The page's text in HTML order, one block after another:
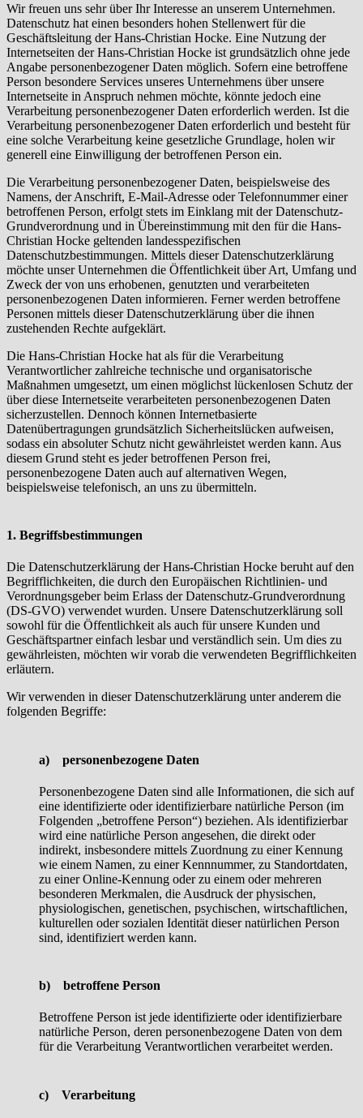
Wir freuen uns sehr über Ihr Interesse an unserem Unternehmen.
Datenschutz hat einen besonders hohen Stellenwert für die
Geschäftsleitung der Hans-Christian Hocke. Eine Nutzung der
Internetseiten der Hans-Christian Hocke ist grundsätzlich ohne jede
Angabe personenbezogener Daten möglich. Sofern eine betroffene
Person besondere Services unseres Unternehmens über unsere
Internetseite in Anspruch nehmen möchte, könnte jedoch eine
Verarbeitung personenbezogener Daten erforderlich werden. Ist die
Verarbeitung personenbezogener Daten erforderlich und besteht für
eine solche Verarbeitung keine gesetzliche Grundlage, holen wir
generell eine Einwilligung der betroffenen Person ein.
Die Verarbeitung personenbezogener Daten, beispielsweise des
Namens, der Anschrift, E-Mail-Adresse oder Telefonnummer einer
betroffenen Person, erfolgt stets im Einklang mit der Datenschutz-
Grundverordnung und in Übereinstimmung mit den für die Hans-
Christian Hocke geltenden landesspezifischen
Datenschutzbestimmungen. Mittels dieser Datenschutzerklärung
möchte unser Unternehmen die Öffentlichkeit über Art, Umfang und
Zweck der von uns erhobenen, genutzten und verarbeiteten
personenbezogenen Daten informieren. Ferner werden betroffene
Personen mittels dieser Datenschutzerklärung über die ihnen
zustehenden Rechte aufgeklärt.
Die Hans-Christian Hocke hat als für die Verarbeitung
Verantwortlicher zahlreiche technische und organisatorische
Maßnahmen umgesetzt, um einen möglichst lückenlosen Schutz der
über diese Internetseite verarbeiteten personenbezogenen Daten
sicherzustellen. Dennoch können Internetbasierte
Datenübertragungen grundsätzlich Sicherheitslücken aufweisen,
sodass ein absoluter Schutz nicht gewährleistet werden kann. Aus
diesem Grund steht es jeder betroffenen Person frei,
personenbezogene Daten auch auf alternativen Wegen,
beispielsweise telefonisch, an uns zu übermitteln.
1. Begriffsbestimmungen
Die Datenschutzerklärung der Hans-Christian Hocke beruht auf den
Begrifflichkeiten, die durch den Europäischen Richtlinien- und
Verordnungsgeber beim Erlass der Datenschutz-Grundverordnung
(DS-GVO) verwendet wurden. Unsere Datenschutzerklärung soll
sowohl für die Öffentlichkeit als auch für unsere Kunden und
Geschäftspartner einfach lesbar und verständlich sein. Um dies zu
gewährleisten, möchten wir vorab die verwendeten Begrifflichkeiten
erläutern.
Wir verwenden in dieser Datenschutzerklärung unter anderem die
folgenden Begriffe:
a) personenbezogene Daten
Personenbezogene Daten sind alle Informationen, die sich auf
eine identifizierte oder identifizierbare natürliche Person (im
Folgenden „betroffene Person“) beziehen. Als identifizierbar
wird eine natürliche Person angesehen, die direkt oder
indirekt, insbesondere mittels Zuordnung zu einer Kennung
wie einem Namen, zu einer Kennnummer, zu Standortdaten,
zu einer Online-Kennung oder zu einem oder mehreren
besonderen Merkmalen, die Ausdruck der physischen,
physiologischen, genetischen, psychischen, wirtschaftlichen,
kulturellen oder sozialen Identität dieser natürlichen Person
sind, identifiziert werden kann.
b) betroffene Person
Betroffene Person ist jede identifizierte oder identifizierbare
natürliche Person, deren personenbezogene Daten von dem
für die Verarbeitung Verantwortlichen verarbeitet werden.
c) Verarbeitung